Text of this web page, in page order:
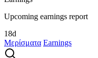
Upcoming earnings report
18d
Μερίσματα Earnings